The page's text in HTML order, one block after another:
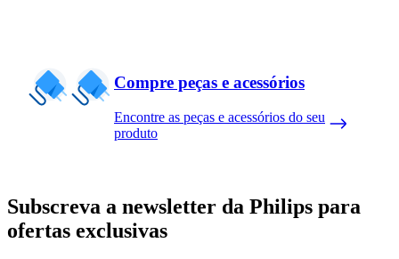
Compre peças e acessórios
Encontre as peças e acessórios do seu
produto
Subscreva a newsletter da Philips para
ofertas exclusivas